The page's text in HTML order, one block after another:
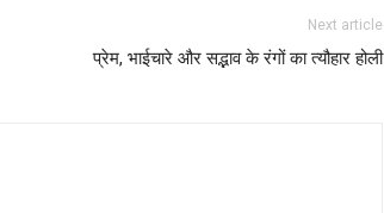
Next article
प्रेम, भाईचारे और सद्भाव के रंगों का त्यौहार होली